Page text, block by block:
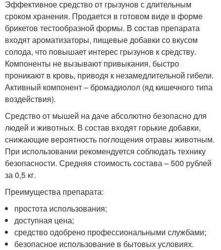
Эффективное средство от грызунов с длительным
сроком хранения. Продается в готовом виде в форме
брикетов тестообразной формы. В состав препарата
входят ароматизаторы, пищевые добавки со вкусом
солода, что повышает интерес грызунов к средству.
Компоненты не вызывают привыкания, быстро
проникают в кровь, приводя к незамедлительной гибели.
Активный компонент – бромадиолол (яд кишечного типа
воздействия).
Средство от мышей на даче абсолютно безопасно для
людей и животных. В состав входят горькие добавки,
снижающие вероятность поглощения отравы животным.
При использовании рекомендуется соблюдать технику
безопасности. Средняя стоимость состава – 500 рублей
за 0,5 кг.
Преимущества препарата:
простота использования;
доступная цена;
средство одобрено профессиональными службами;
безопасное использование в бытовых условиях.